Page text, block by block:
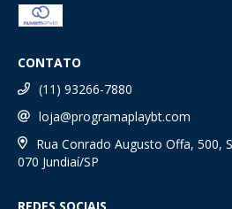
CONTATO
(11) 93266-7880
loja@programaplaybt.com
Rua Conrado Augusto Offa, 500,
070 Jundiaí/SP